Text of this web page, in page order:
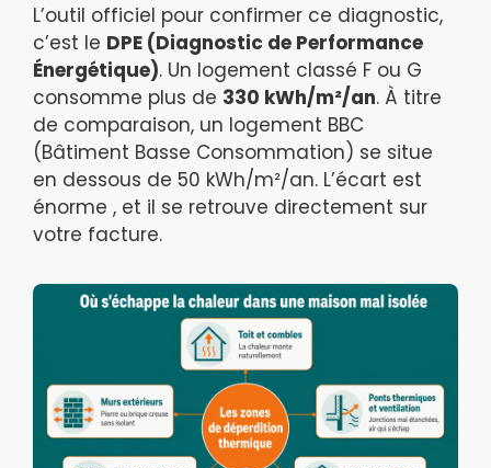
L’outil officiel pour confirmer ce diagnostic,
c’est le DPE (Diagnostic de Performance
Énergétique). Un logement classé F ou G
consomme plus de 330 kWh/m²/an. À titre
de comparaison, un logement BBC
(Bâtiment Basse Consommation) se situe
en dessous de 50 kWh/m²/an. L’écart est
énorme , et il se retrouve directement sur
votre facture.